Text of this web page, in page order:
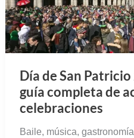
Día de San
guía completa de
celebraciones
Baile, música,